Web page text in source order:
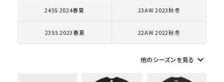
キャップ・ハット
パーカー・クルーネック
ショルダー・ウエストバッグ
ボックスロゴ ブラックスウェット
24SS 2024春夏 23AW 2023秋冬
23SS 2023春夏 22AW 2022秋冬
他のシーズンを見る keyboard_arrow_down